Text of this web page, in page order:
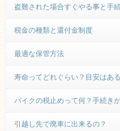
盗難された場合すぐやる事と手
税金の種類と還付金制度
最適な保管方法
寿命ってどれぐらい？目安はあ
バイクの税止めって何？手続き
引越し先で廃車に出来るの？